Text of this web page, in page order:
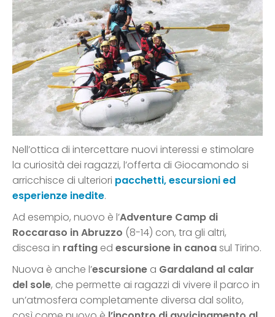
Nell’ottica di intercettare nuovi interessi e stimolare
la curiosità dei ragazzi, l’offerta di Giocamondo si
arricchisce di ulteriori pacchetti, escursioni ed
esperienze inedite.
Ad esempio, nuovo è l’Adventure Camp di
Roccaraso in Abruzzo (8-14) con, tra gli altri,
discesa in rafting ed escursione in canoasul Tirino.
Nuova è anche l’escursione a Gardaland al calar
del sole, che permette ai ragazzi di vivere il parco in
un’atmosfera completamente diversa dal solito,